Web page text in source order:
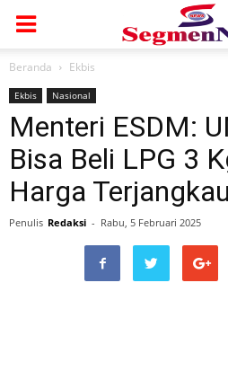
Beranda Ekbis
Ekbis Nasional
Menteri ESDM:
Bisa Beli LPG 3
Harga Terjangkau
Penulis Redaksi - Rabu, 5 Februari 2025